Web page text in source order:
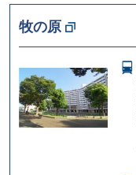
牧の原